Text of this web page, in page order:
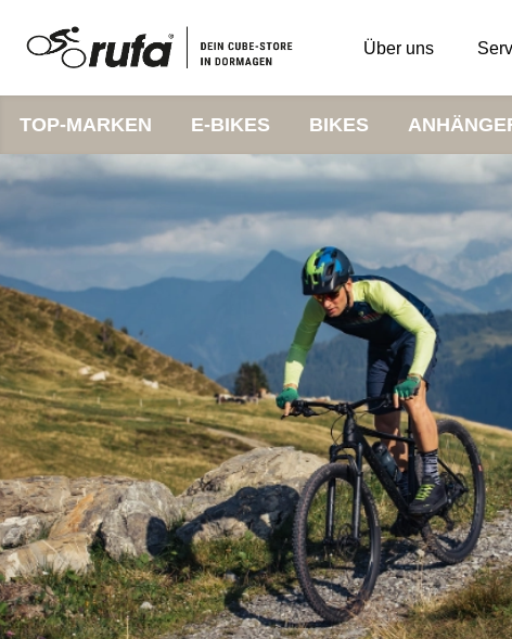
Über uns
TOP-MARKEN E-BIKES BIKES